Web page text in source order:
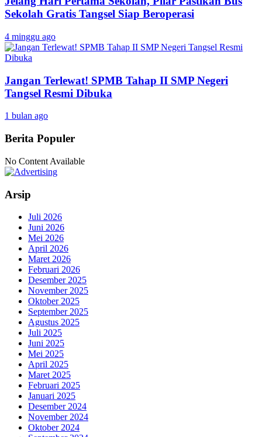
Sekolah Gratis Tangsel Siap Beroperasi
4 minggu ago
Jangan Terlewat! SPMB Tahap II SMP Negeri
Tangsel Resmi Dibuka
1 bulan ago
Berita Populer
No Content Available
Arsip
Juli 2026
Juni 2026
Mei 2026
April 2026
Maret 2026
Februari 2026
Desember 2025
November 2025
Oktober 2025
September 2025
Agustus 2025
Juli 2025
Juni 2025
Mei 2025
April 2025
Maret 2025
Februari 2025
Januari 2025
Desember 2024
November 2024
Oktober 2024